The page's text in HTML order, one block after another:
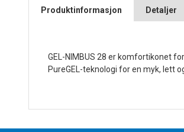
Produktinformasjon Detaljer
GEL-NIMBUS 28 er komfortikonet
PureGEL-teknologi for en myk, lett